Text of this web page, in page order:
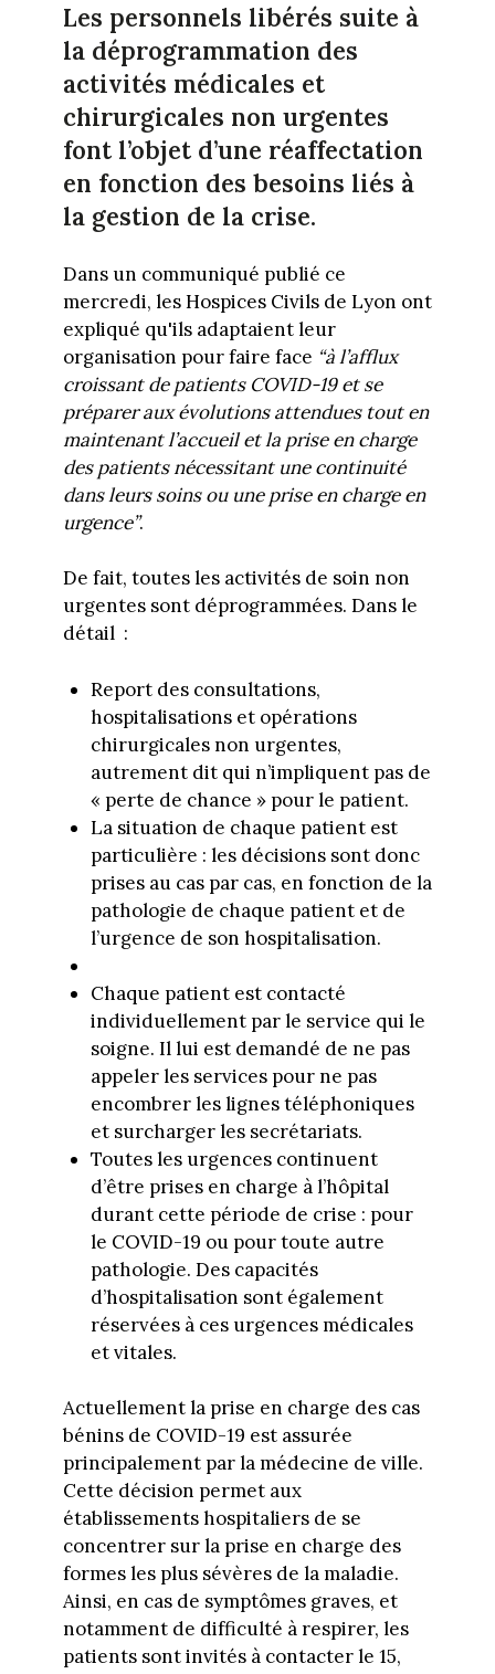
Les personnels libérés suite à
la déprogrammation des
activités médicales et
chirurgicales non urgentes
font l’objet d’une réaffectation
en fonction des besoins liés à
la gestion de la crise.
Dans un communiqué publié ce
mercredi, les Hospices Civils de Lyon ont
expliqué qu'ils adaptaient leur
organisation pour faire face “à l’afflux
croissant de patients COVID-19 et se
préparer aux évolutions attendues tout en
maintenant l’accueil et la prise en charge
des patients nécessitant une continuité
dans leurs soins ou une prise en charge en
urgence”.
De fait, toutes les activités de soin non
urgentes sont déprogrammées. Dans le
détail :
Report des consultations,
hospitalisations et opérations
chirurgicales non urgentes,
autrement dit qui n’impliquent pas de
« perte de chance » pour le patient.
La situation de chaque patient est
particulière : les décisions sont donc
prises au cas par cas, en fonction de la
pathologie de chaque patient et de
l’urgence de son hospitalisation.
Chaque patient est contacté
individuellement par le service qui le
soigne. Il lui est demandé de ne pas
appeler les services pour ne pas
encombrer les lignes téléphoniques
et surcharger les secrétariats.
Toutes les urgences continuent
d’être prises en charge à l’hôpital
durant cette période de crise : pour
le COVID-19 ou pour toute autre
pathologie. Des capacités
d’hospitalisation sont également
réservées à ces urgences médicales
et vitales.
Actuellement la prise en charge des cas
bénins de COVID-19 est assurée
principalement par la médecine de ville.
Cette décision permet aux
établissements hospitaliers de se
concentrer sur la prise en charge des
formes les plus sévères de la maladie.
Ainsi, en cas de symptômes graves, et
notamment de difficulté à respirer, les
patients sont invités à contacter le 15,